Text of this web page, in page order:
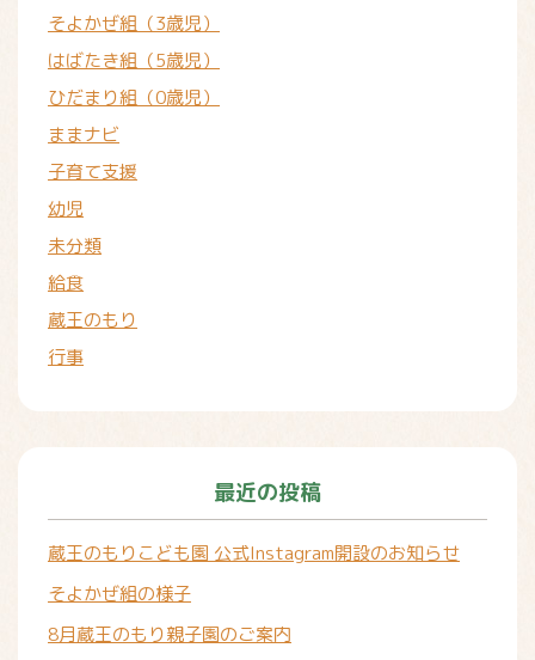
そよかぜ組（3歳児）
はばたき組（5歳児）
ひだまり組（0歳児）
ままナビ
子育て支援
幼児
未分類
給食
蔵王のもり
行事
最近の投稿
蔵王のもりこども園 公式Instagram開設のお知らせ
そよかぜ組の様子
8月蔵王のもり親子園のご案内